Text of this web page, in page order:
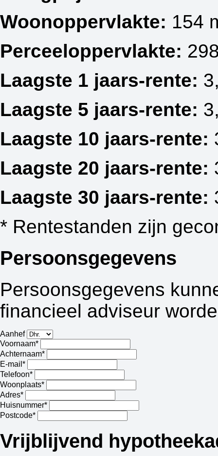
Woonoppervlakte: 154
Perceeloppervlakte:
Laagste 1 jaars-rente:
Laagste 5 jaars-rente:
Laagste 10 jaars-rente:
Laagste 20 jaars-rente:
Laagste 30 jaars-rente:
* Rentestanden zijn
Persoonsgegevens
Persoonsgegevens
financieel adviseur
Aanhef
Voornaam*
Achternaam*
E-mail*
Telefoon*
Woonplaats*
Adres*
Huisnummer*
Postcode*
Vrijblijvend